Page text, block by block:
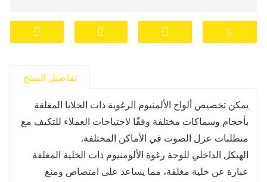
تفاصيل المنتج
يمكن تخصيص ألواح الألمنيوم الرغوية ذات الخلايا المغلقة
بأحجام وسماكات مختلفة وفقًا لاحتياجات العملاء للتكيف مع
متطلبات عزل الصوت في الأماكن المختلفة.
الهيكل الداخلي للوحة رغوة الألومنيوم ذات الخلية المغلقة
عبارة عن خلية مغلقة، مما يساعد على امتصاص ومنع